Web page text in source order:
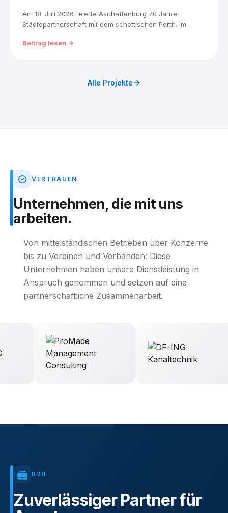
Am 18. Juli 2026 feierte Aschaffenburg 70 Jahre
Städtepartnerschaft mit dem schottischen Perth. Im
Jubiläumsfest auf dem Theaterplatz für Presse,
Beitrag lesen →
Alle Projekte
VERTRAUEN
Unternehmen, die mit uns
arbeiten.
Von mittelständischen Betrieben über Konzerne
bis zu Vereinen und Verbänden: Diese
Unternehmen haben unsere Dienstleistung in
Anspruch genommen und setzen auf eine
partnerschaftliche Zusammenarbeit.
B2B
Zuverlässiger Partnerfür